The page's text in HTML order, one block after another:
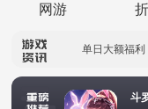
网游
单日大额福利
斗